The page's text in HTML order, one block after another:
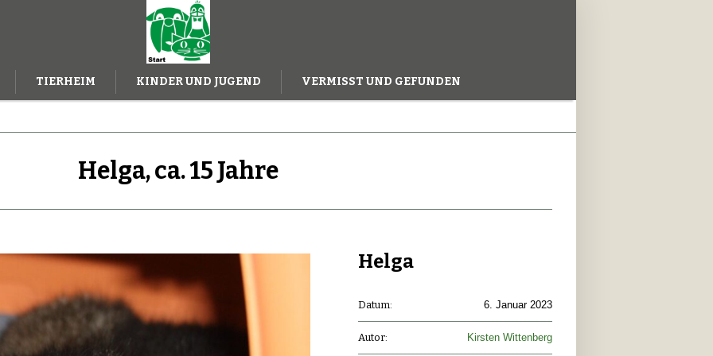
TIERHEIM KINDER UND JUGEND VERMISST UND GEFUNDEN
Helga, ca. 15 Jahre
Helga
Datum: 6. Januar 2023
Autor: Kirsten Wittenberg